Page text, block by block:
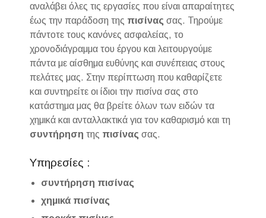
αναλάβει όλες τις εργασίες που είναι απαραίτητες
έως την παράδοση της πισίνας σας. Τηρούμε
πάντοτε τους κανόνες ασφαλείας, το
χρονοδιάγραμμα του έργου και λειτουργούμε
πάντα με αίσθημα ευθύνης και συνέπειας στους
πελάτες μας. Στην περίπτωση που καθαρίζετε
και συντηρείτε οι ίδιοι την πισίνα σας στο
κατάστημα μας θα βρείτε όλων των ειδών τα
χημικά και ανταλλακτικά για τον καθαρισμό και τη
συντήρηση της πισίνας σας.
Υπηρεσίες :
συντήρηση πισίνας
χημικά πισίνας